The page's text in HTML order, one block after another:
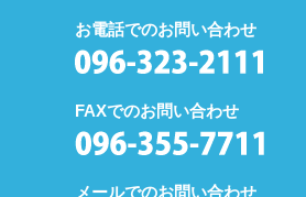
お電話でのお問い合わせ
FAXでのお問い合わせ
メールでのお問い合わせ